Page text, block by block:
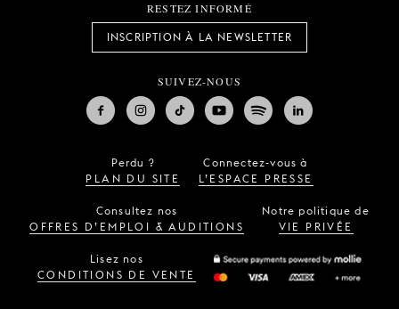
RESTEZ INFORMÉ
INSCRIPTION À LA NEWSLETTER
SUIVEZ-NOUS
Perdu ?
PLAN DU SITE
Connectez-vous à
L’ESPACE PRESSE
Consultez nos
OFFRES D’EMPLOI & AUDITIONS
Notre politique de
VIE PRIVÉE
Lisez nos
CONDITIONS DE VENTE